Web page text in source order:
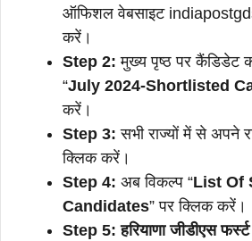
ऑफिशल वेबसाइट
करें।
Step 2:मुख्य पृष्ठ पर कैंडिडेट
“July 2024-Shortlisted
करें।
Step 3: सभी राज्यों में से अपने
क्लिक करें।
Step 4: अब विकल्प “List Of
Candidates” पर क्लिक करें।
Step 5: हरियाणा जीडीएस